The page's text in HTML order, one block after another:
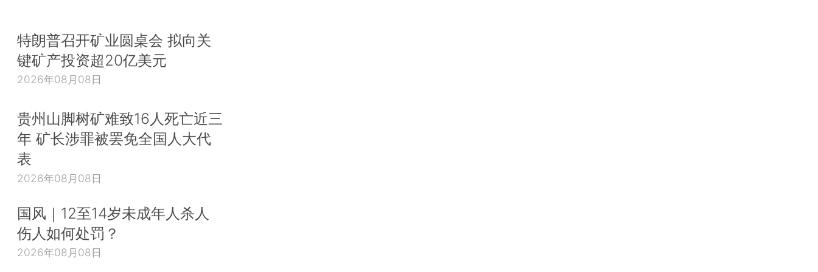
特朗普召开矿业圆桌会 拟向关
键矿产投资超20亿美元
2026年08月08日
贵州山脚树矿难致16人死亡近三
年 矿长涉罪被罢免全国人大代
表
2026年08月08日
国风｜12至14岁未成年人杀人
伤人如何处罚？
2026年08月08日